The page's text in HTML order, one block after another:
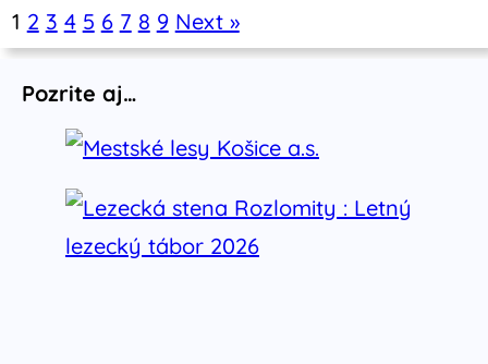
1 2 3 4 5 6 7 8 9 Next »
Pozrite aj…